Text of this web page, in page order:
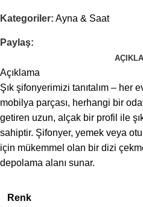
Kategoriler: Ayna & Saat
Paylaş:
Açıklama
Şık şifonyerimizi tanıtalım – her
mobilya parçası, herhangi bir
getiren uzun, alçak bir profil ile
sahiptir. Şifonyer, yemek veya
için mükemmel olan bir dizi
depolama alanı sunar.
Renk